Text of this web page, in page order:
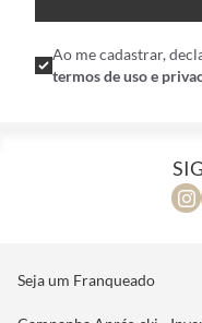
Ao me cadastrar,
termos de uso e
Seja um Franqueado